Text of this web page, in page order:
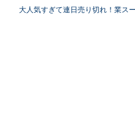
大人気すぎて連日売り切れ！業ス